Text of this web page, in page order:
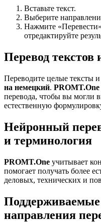
Вставьте текст.
Выберите
Нажмите
отредактируйте
Перевод текстов
Переводите целые тексты
на немецкий. PROMT.One
перевода, чтобы вы могли
естественную
Нейронный
и терминология
PROMT.One учитывает
помогает получать более
деловых, технических и
направления